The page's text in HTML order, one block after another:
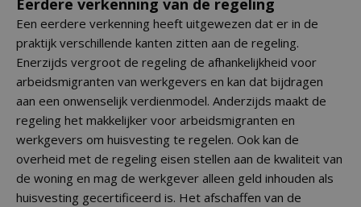
Eerdere verkenning van de regeling
Een eerdere verkenning heeft uitgewezen dat er in de
praktijk verschillende kanten zitten aan de regeling.
Enerzijds vergroot de regeling de afhankelijkheid voor
arbeidsmigranten van werkgevers en kan dat bijdragen
aan een onwenselijk verdienmodel. Anderzijds maakt de
regeling het makkelijker voor arbeidsmigranten en
werkgevers om huisvesting te regelen. Ook kan de
overheid met de regeling eisen stellen aan de kwaliteit van
de woning en mag de werkgever alleen geld inhouden als
huisvesting gecertificeerd is. Het afschaffen van de